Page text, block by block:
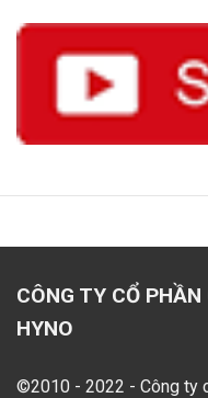
CÔNG TY CỔ
HYNO
©2010 - 2022 - Công ty